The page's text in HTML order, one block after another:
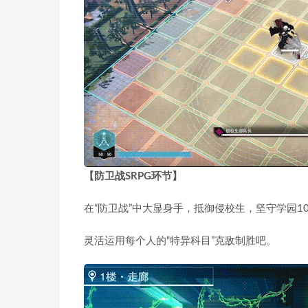
【防卫战SRPG环节】
在“防卫战”中大显身手，抵御侵校生，坚守学园
灵活运用每个人的“特异科目”克敌制胜吧。